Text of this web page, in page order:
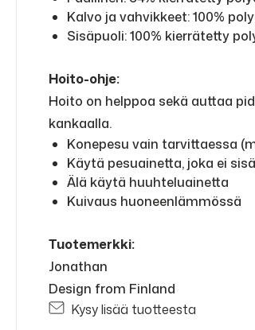
Kalvo ja vahvikkeet: 100%
Sisäpuoli: 100% kierrätetty
Hoito-ohje:
Hoito on helppoa sekä auttaa
kankaalla.
Konepesu vain tarvittaessa
Käytä pesuainetta, joka ei
Älä käytä huuhteluainetta
Kuivaus huoneenlämmössä
Tuotemerkki:
Jonathan
Design from Finland
Kysy lisää tuotteesta